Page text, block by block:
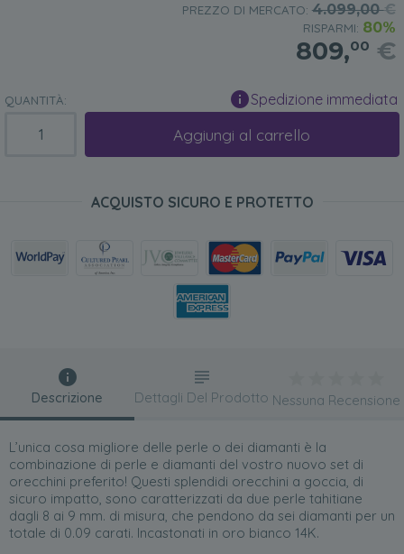
PREZZO DI MERCATO: 4.099,00€
RISPARMI: 80%
809,00 €
QUANTITÀ: Spedizione immediata
Aggiungi al carrello
ACQUISTO SICURO E PROTETTO
Descrizione
L’unica cosa migliore delle perle o dei diamanti è la
combinazione di perle e diamanti del vostro nuovo set di
orecchini preferito! Questi splendidi orecchini a goccia, di
sicuro impatto, sono caratterizzati da due perle tahitiane
dagli 8 ai 9 mm. di misura, che pendono da sei diamanti per un
totale di 0.09 carati. Incastonati in oro bianco 14K.
Dettagli Del Prodotto Nessuna Recensione